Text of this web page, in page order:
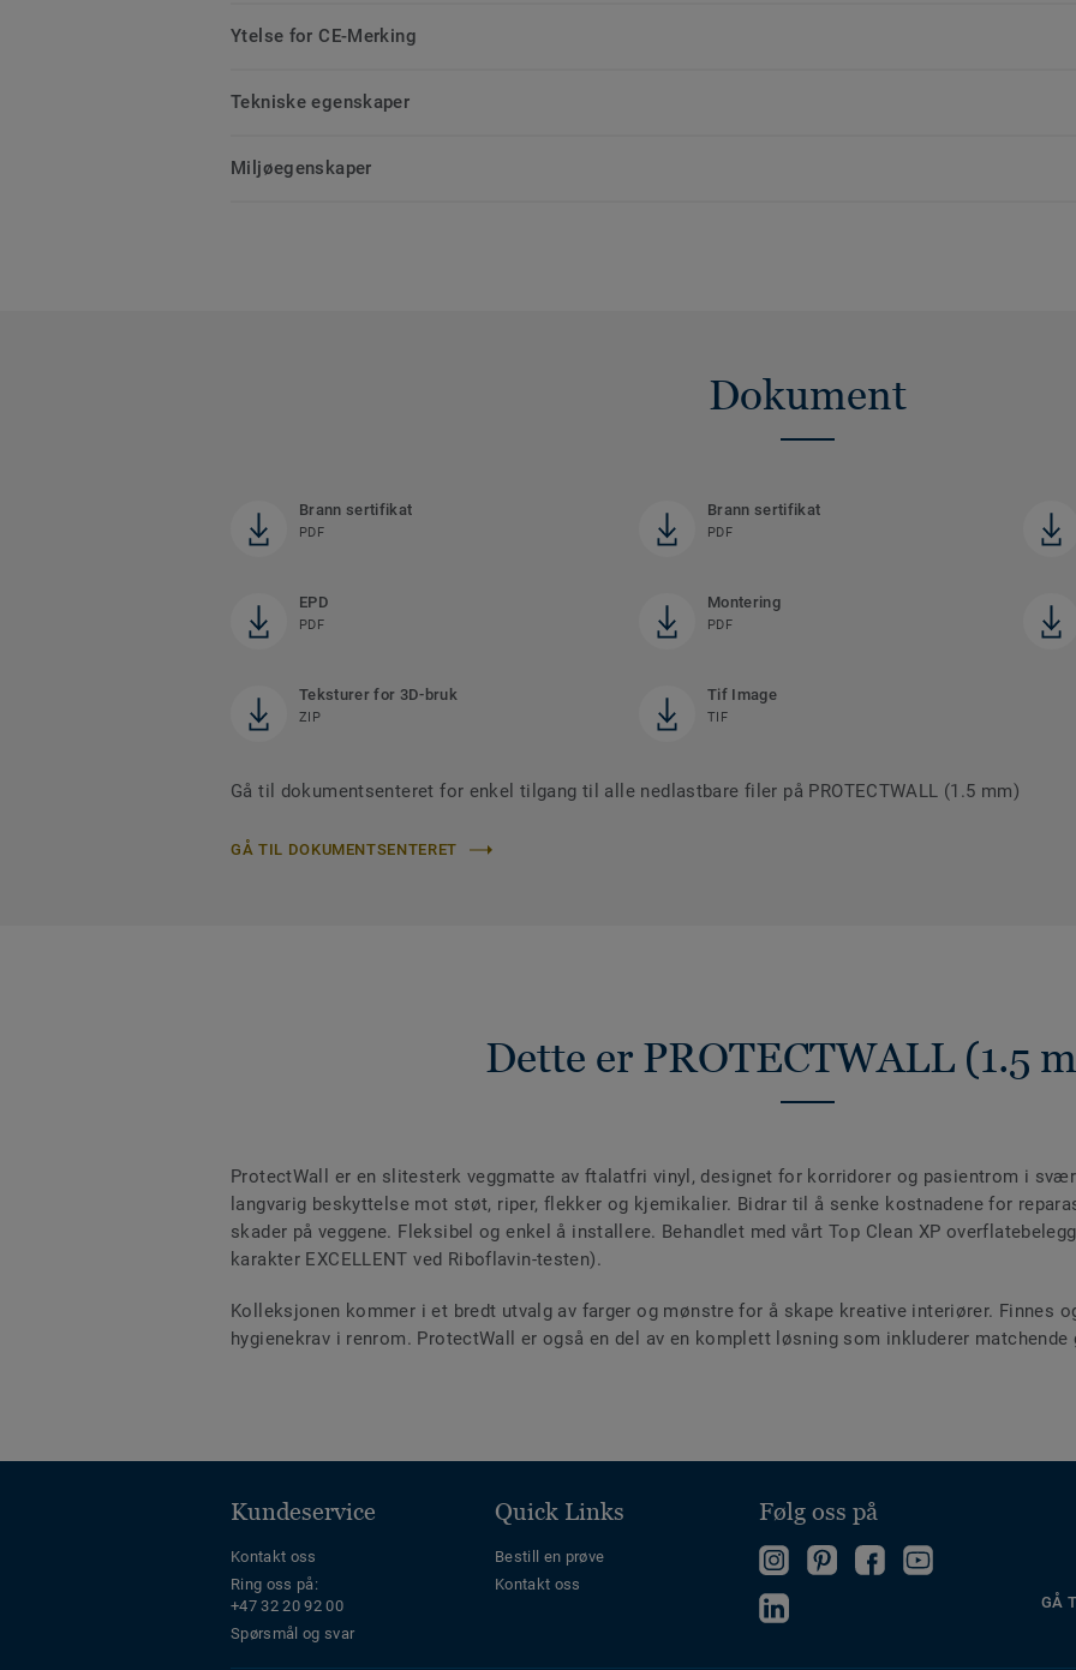
Ytelse for CE-Merking
Tekniske egenskaper
Miljøegenskaper
Dokument
Brann sertifikat
PDF
Brann sertifikat
PDF
EPD
PDF
Montering
PDF
Teksturer for 3D-bruk
ZIP
Tif Image
TIF
Gå til dokumentsenteret for enkel tilgang til alle nedlastbare filer på PROTECTWALL (1.5 mm)
GÅ TIL DOKUMENTSENTERET
Dette er PROTECTWALL (1.5
ProtectWall er en slitesterk veggmatte av ftalatfri vinyl, designet for korridorer og pasientrom i
langvarig beskyttelse mot støt, riper, flekker og kjemikalier. Bidrar til å senke kostnadene for
skader på veggene. Fleksibel og enkel å installere. Behandlet med vårt Top Clean XP
karakter EXCELLENT ved Riboflavin-testen).
Kolleksjonen kommer i et bredt utvalg av farger og mønstre for å skape kreative interiører. Finnes
hygienekrav i renrom. ProtectWall er også en del av en komplett løsning som inkluderer matchende
Kundeservice
Kontakt oss
Ring oss på:
+47 32 20 92 00
Spørsmål og svar
Quick Links
Bestill en prøve
Kontakt oss
Følg oss på
Follow
on
FollowFølgFollow
Follow
GÅ